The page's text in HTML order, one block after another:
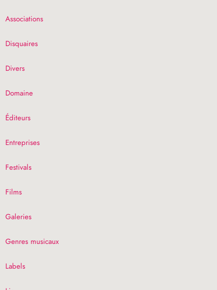
Associations
Disquaires
Divers
Domaine
Éditeurs
Entreprises
Festivals
Films
Galeries
Genres musicaux
Labels